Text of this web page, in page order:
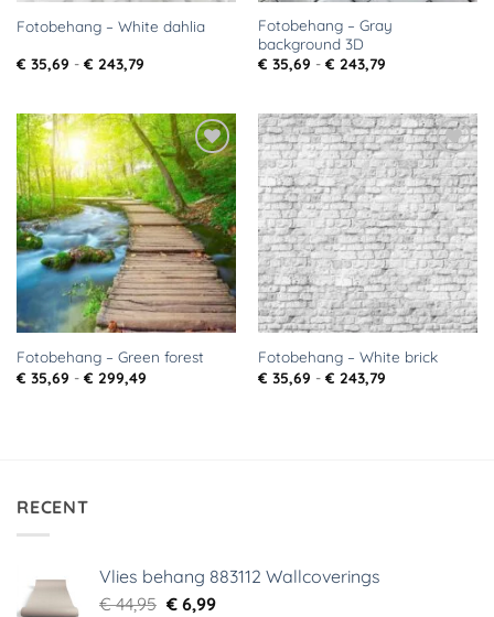
Fotobehang – White dahlia
€ 35,69 - € 243,79Prijsklasse:
Fotobehang – Gray
background 3D
€ 35,69 - € 243,79Prijsklasse:
Toevoegen
aan
verlanglijst
Fotobehang – Green forest
€ 35,69 - € 299,49Prijsklasse:
Toevoegen
aan
verlanglijst
Fotobehang – White brick
€ 35,69 - € 243,79Prijsklasse:
RECENT
Vlies behang 883112 Wallcoverings
€44,95 Oorspronkelijke
€6,99Huidige